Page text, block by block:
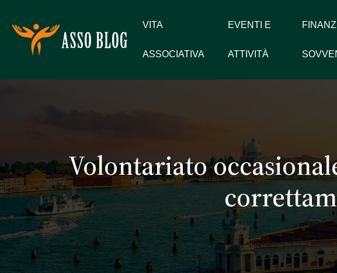
VITA
ASSOCIATIVA
EVENTI E
ATTIVITÀ
Volontariato